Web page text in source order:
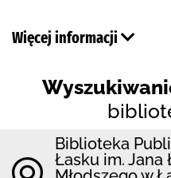
Więcej informacji
Biblioteka
Łasku im. Jana